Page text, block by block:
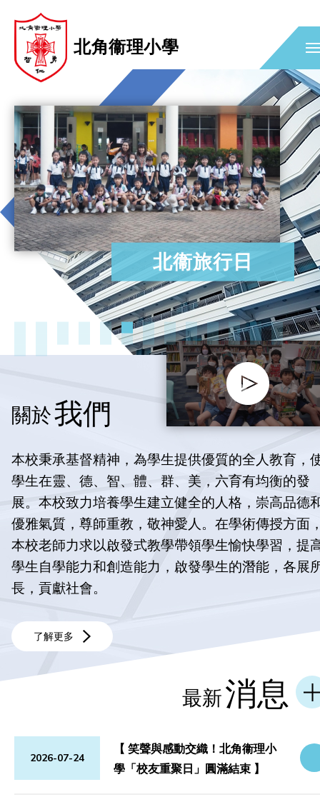
北角衞理小學
北衞旅行日
關於我們
本校秉承基督精神，為學生提供優質的全人教育，
學生在靈、德、智、體、群、美，六育有均衡的發
展。本校致力培養學生建立健全的人格，崇高品德
優雅氣質，尊師重教，敬神愛人。在學術傳授方面
本校老師力求以啟發式教學帶領學生愉快學習，提
學生自學能力和創造能力，啟發學生的潛能，各展
長，貢獻社會。
了解更多
最新消息
2026-07-24
【 笑聲與感動交織！北角衞理小
學「校友重聚日」圓滿結束 】